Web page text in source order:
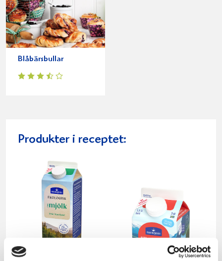
Blåbärsbullar
Produkter i receptet: